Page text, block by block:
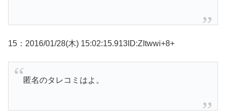
15：2016/01/28(木) 15:02:15.913ID:ZItwwi+8+
匿名のタレコミはよ。